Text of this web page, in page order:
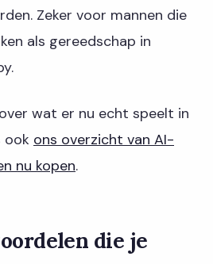
Zeker voor mannen die
als gereedschap in
wat er nu echt speelt in
ook ons overzicht van AI-
nu kopen.
die je